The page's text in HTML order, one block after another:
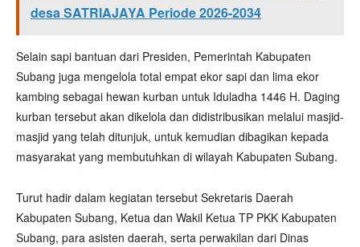
desa SATRIAJAYA Periode 2026-2034
Selain sapi bantuan dari Presiden, Pemerintah Kabupaten
Subang juga mengelola total empat ekor sapi dan lima ekor
kambing sebagai hewan kurban untuk Iduladha 1446 H. Daging
kurban tersebut akan dikelola dan didistribusikan melalui masjid-
masjid yang telah ditunjuk, untuk kemudian dibagikan kepada
masyarakat yang membutuhkan di wilayah Kabupaten Subang.
Turut hadir dalam kegiatan tersebut Sekretaris Daerah
Kabupaten Subang, Ketua dan Wakil Ketua TP PKK Kabupaten
Subang, para asisten daerah, serta perwakilan dari Dinas